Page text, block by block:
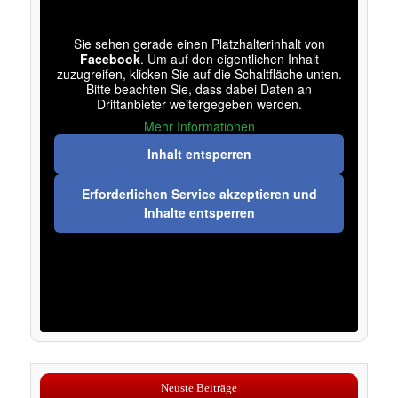
Sie sehen gerade einen Platzhalterinhalt von
Facebook. Um auf den eigentlichen Inhalt
zuzugreifen, klicken Sie auf die Schaltfläche unten.
Bitte beachten Sie, dass dabei Daten an
Drittanbieter weitergegeben werden.
Mehr Informationen
Inhalt entsperren
Erforderlichen Service akzeptieren und
Inhalte entsperren
Neuste Beiträge